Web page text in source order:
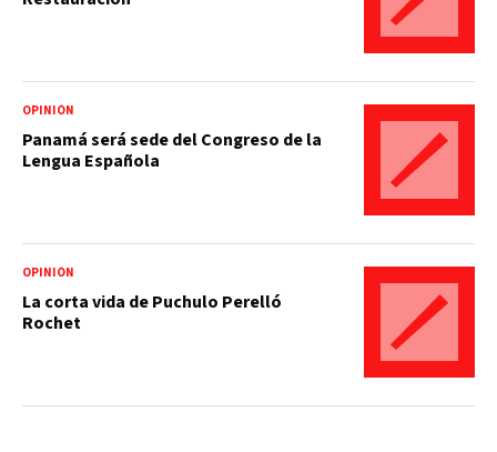
OPINIÓN
Panamá será sede del Congreso de la
Lengua Española
OPINIÓN
La corta vida de Puchulo Perelló
Rochet